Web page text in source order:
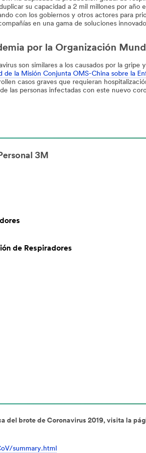
su capacidad a 2 mil millones por
con los gobiernos y otros actores para
en una gama de soluciones
por la Organización
son similares a los causados por la
la Misión Conjunta OMS-China sobre la
casos graves que requieran
las personas infectadas con este nuevo
3M
de Respiradores
del brote de Coronavirus 2019, visita la
summary.html